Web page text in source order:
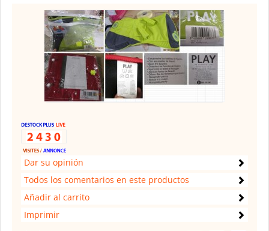
Dar su opinión
Todos los comentarios en este productos
Añadir al carrito
Imprimir